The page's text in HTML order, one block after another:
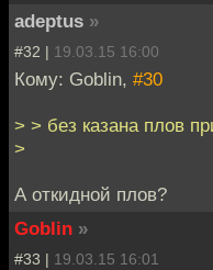
adeptus »
#32 | 19.03.15 16:00
Кому: Goblin, #30
> > без казана плов
>
А откидной плов?
Goblin »
#33 | 19.03.15 16:01